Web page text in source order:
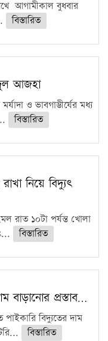
আগামীকাল বুধবার
বিস্তারিত
আজহা
ও ভাবগাম্ভীর্যের মধ্য
বিস্তারিত
নিয়ে বিদ্যুৎ
রাত ১০টা পর্যন্ত খোলা
বিস্তারিত
বাড়ানোর প্রস্তাব…
বিদ্যুতের দাম
বিস্তারিত